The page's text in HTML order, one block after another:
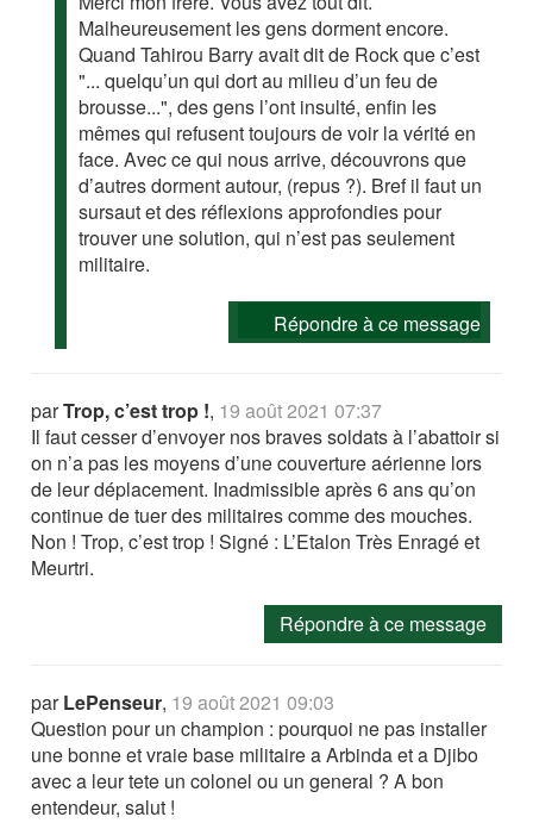
Malheureusement les gens dorment encore.
Quand Tahirou Barry avait dit de Rock que c’est
"... quelqu’un qui dort au milieu d’un feu de
brousse...", des gens l’ont insulté, enfin les
mêmes qui refusent toujours de voir la vérité en
face. Avec ce qui nous arrive, découvrons que
d’autres dorment autour, (repus ?). Bref il faut un
sursaut et des réflexions approfondies pour
trouver une solution, qui n’est pas seulement
militaire.
Répondre à ce message
parTrop, c’est trop !, 19 août 2021 07:37
Il faut cesser d’envoyer nos braves soldats à l’abattoir si
on n’a pas les moyens d’une couverture aérienne lors
de leur déplacement. Inadmissible après 6 ans qu’on
continue de tuer des militaires comme des mouches.
Non ! Trop, c’est trop ! Signé : L’Etalon Très Enragé et
Meurtri.
Répondre à ce message
parLePenseur, 19 août 2021 09:03
Question pour un champion : pourquoi ne pas installer
une bonne et vraie base militaire a Arbinda et a Djibo
avec a leur tete un colonel ou un general ? A bon
entendeur, salut !